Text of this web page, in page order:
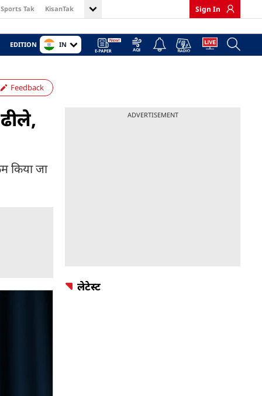
Sports Tak KisanTak Sign In
EDITION IN
Feedback
किया जा
ADVERTISEMENT
लेटेस्ट